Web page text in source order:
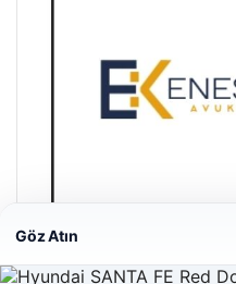
Göz Atın